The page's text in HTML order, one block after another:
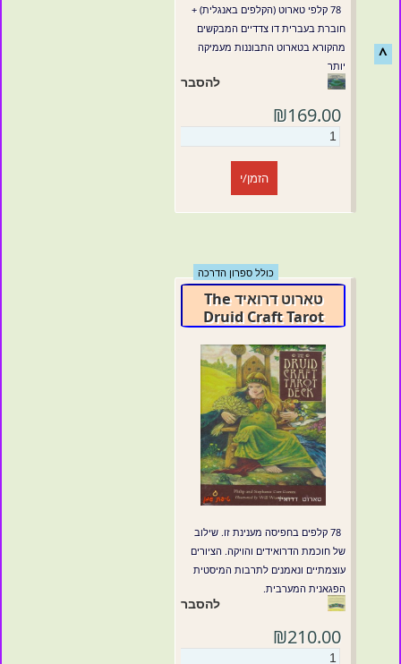
78 קלפי טארוט (הקלפים באנגלית) +
חוברת בעברית דו צדדיים המבקשים
מהקורא בטארוט התבוננות מעמיקה
יותר
להסבר
₪169.00
הזמן/י
כולל ספרון הדרכה
טארוט דרואיד The
Druid Craft Tarot
78 קלפים בחפיסה מענינת זו. שילוב
של חוכמת הדרואידים והויקה. הציורים
עוצמתיים ונאמנים לתרבות המיסטית
הפגאנית המערבית.
להסבר
₪210.00
^